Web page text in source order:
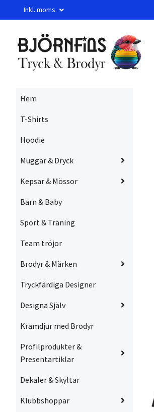
Inkl. moms
Hem
T-Shirts
Hoodie
Muggar & Dryck
Kepsar & Mössor
Barn & Baby
Sport & Träning
Team tröjor
Brodyr & Märken
Tryckfärdiga Designer
Designa Själv
Kramdjur med Brodyr
Profilprodukter &
Presentartiklar
Dekaler & Skyltar
Klubbshoppar